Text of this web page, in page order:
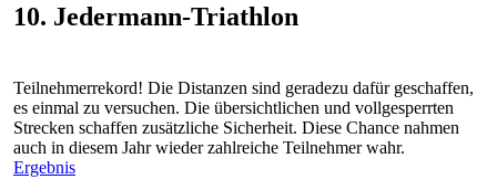
10. Jedermann-Triathlon
Teilnehmerrekord! Die Distanzen sind geradezu dafür geschaffen,
es einmal zu versuchen. Die übersichtlichen und vollgesperrten
Strecken schaffen zusätzliche Sicherheit. Diese Chance nahmen
auch in diesem Jahr wieder zahlreiche Teilnehmer wahr.
Ergebnis